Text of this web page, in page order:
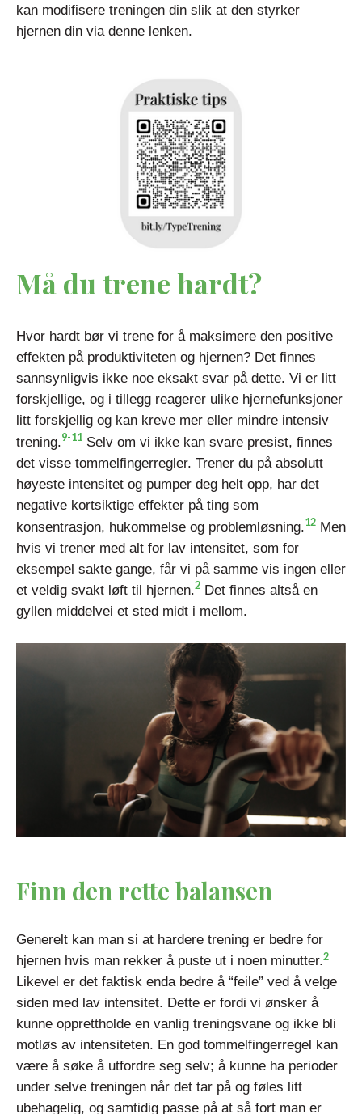
kan modifisere treningen din slik at den styrker
hjernen din via denne lenken.
Må du trene hardt?
Hvor hardt bør vi trene for å maksimere den positive
effekten på produktiviteten og hjernen? Det finnes
sannsynligvis ikke noe eksakt svar på dette. Vi er litt
forskjellige, og i tillegg reagerer ulike hjernefunksjoner
litt forskjellig og kan kreve mer eller mindre intensiv
trening.9-11 Selv om vi ikke kan svare presist, finnes
det visse tommelfingerregler. Trener du på absolutt
høyeste intensitet og pumper deg helt opp, har det
negative kortsiktige effekter på ting som
konsentrasjon, hukommelse og problemløsning.12 Men
hvis vi trener med alt for lav intensitet, som for
eksempel sakte gange, får vi på samme vis ingen eller
et veldig svakt løft til hjernen.2 Det finnes altså en
gyllen middelvei et sted midt i mellom.
Finn den rette balansen
Generelt kan man si at hardere trening er bedre for
hjernen hvis man rekker å puste ut i noen minutter.2
Likevel er det faktisk enda bedre å “feile” ved å velge
siden med lav intensitet. Dette er fordi vi ønsker å
kunne opprettholde en vanlig treningsvane og ikke bli
motløs av intensiteten. En god tommelfingerregel kan
være å søke å utfordre seg selv; å kunne ha perioder
under selve treningen når det tar på og føles litt
ubehagelig, og samtidig passe på at så fort man er